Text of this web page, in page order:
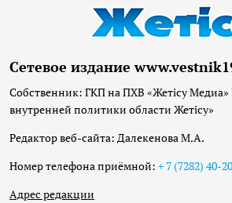
Сетевое издание
Собственник: ГКП на ПХВ «Жетісу Медиа»
внутренней политики области Жетісу»
Редактор веб-сайта: Далекенова М.А.
Номер телефона приёмной: + 7 (7282) 40-
Адрес редакции